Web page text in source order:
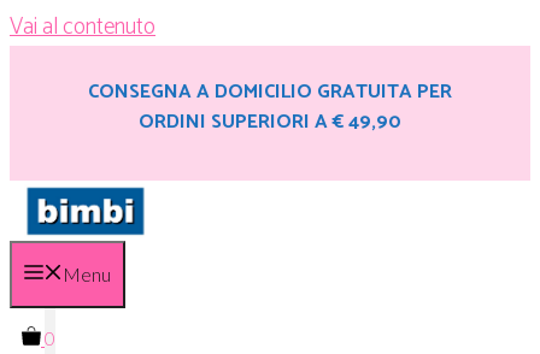
Vai al contenuto
CONSEGNA A DOMICILIO GRATUITA PER
ORDINI SUPERIORI A € 49,90
Menu
0